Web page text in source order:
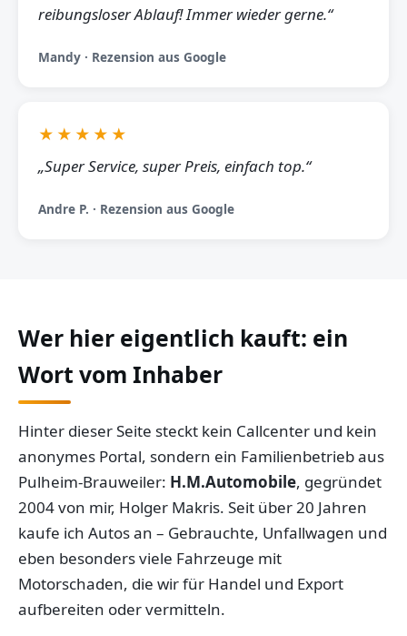
reibungsloser Ablauf! Immer wieder gerne.“
Mandy · Rezension aus Google
★★★★★
„Super Service, super Preis, einfach top.“
Andre P. · Rezension aus Google
Wer hier eigentlich kauft: ein
Wort vom Inhaber
Hinter dieser Seite steckt kein Callcenter und kein
anonymes Portal, sondern ein Familienbetrieb aus
Pulheim-Brauweiler: H.M.Automobile, gegründet
2004 von mir, Holger Makris. Seit über 20 Jahren
kaufe ich Autos an – Gebrauchte, Unfallwagen und
eben besonders viele Fahrzeuge mit
Motorschaden, die wir für Handel und Export
aufbereiten oder vermitteln.